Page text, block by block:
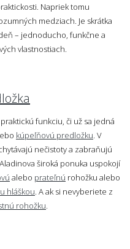
Napriek tomu
medziach. Je skrátka
– jednoducho, funkčne a
vlastnostiach.
funkciu, či už sa jedná
kúpeľňovú predložku . V
nečistoty a zabraňujú
široká ponuka uspokojí
alebo prateľnú rohožku alebo
hláškou . A ak si nevyberiete z
rohožku